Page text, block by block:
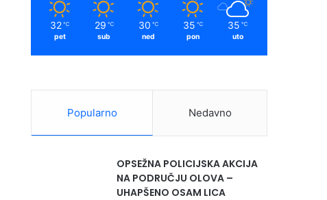
32 ℃
pet
29 ℃
sub
30 ℃
ned
35 ℃
pon
35 ℃
uto
Popularno Nedavno
OPSEŽNA POLICIJSKA AKCIJA
NA PODRUČJU OLOVA –
UHAPŠENO OSAM LICA